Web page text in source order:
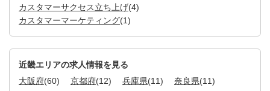
カスタマーサクセス立ち上げ(4)
カスタマーマーケティング(1)
近畿エリアの求人情報を見る
大阪府(60) 京都府(12) 兵庫県(11) 奈良県(11)